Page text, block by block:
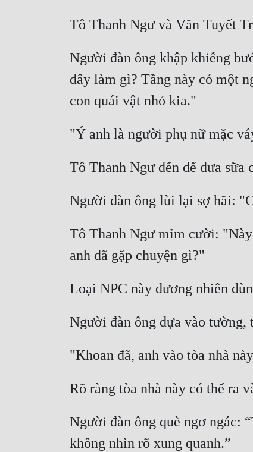
Tô Thanh Ngư và Văn Tuyết
Người đàn ông khập khiễng
đây làm gì? Tầng này có một
con quái vật nhỏ kia."
"Ý anh là người phụ nữ mặc
Tô Thanh Ngư đến để đưa sữa
Người đàn ông lùi lại sợ hãi:
Tô Thanh Ngư mỉm cười: "Này
anh đã gặp chuyện gì?"
Loại NPC này đương nhiên
Người đàn ông dựa vào
"Khoan đã, anh vào tòa nhà
Rõ ràng tòa nhà này có thể ra
Người đàn ông què ngơ ngác:
không nhìn rõ xung quanh.”